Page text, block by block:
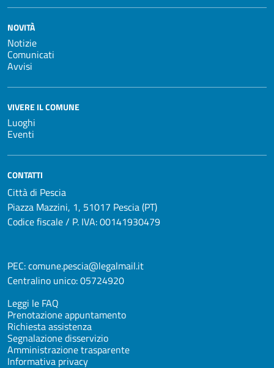
NOVITÀ
Notizie
Comunicati
Avvisi
VIVERE IL COMUNE
Luoghi
Eventi
CONTATTI
Città di Pescia
Piazza Mazzini, 1, 51017 Pescia (PT)
Codice fiscale / P. IVA: 00141930479
PEC:comune.pescia@legalmail.it
Centralino unico:05724920
Leggi le FAQ
Prenotazione appuntamento
Richiesta assistenza
Segnalazione disservizio
Amministrazione trasparente
Informativa privacy